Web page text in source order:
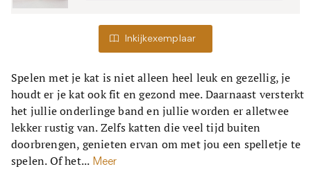
Inkijkexemplaar
Spelen met je kat is niet alleen heel leuk en gezellig, je
houdt er je kat ook fit en gezond mee. Daarnaast versterkt
het jullie onderlinge band en jullie worden er alletwee
lekker rustig van. Zelfs katten die veel tijd buiten
doorbrengen, genieten ervan om met jou een spelletje te
spelen. Of het... Meer